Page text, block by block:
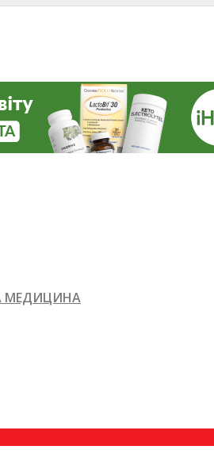
МЕДИЦИНА